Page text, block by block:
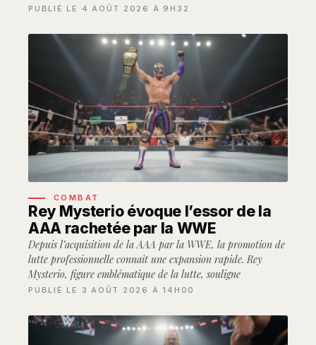
PUBLIÉ LE 4 AOÛT 2026 À 9H32
COMBAT
Rey Mysterio évoque l’essor de la
AAA rachetée par la WWE
Depuis l’acquisition de la AAA par la WWE, la promotion de
lutte professionnelle connaît une expansion rapide. Rey
Mysterio, figure emblématique de la lutte, souligne
PUBLIÉ LE 3 AOÛT 2026 À 14H00